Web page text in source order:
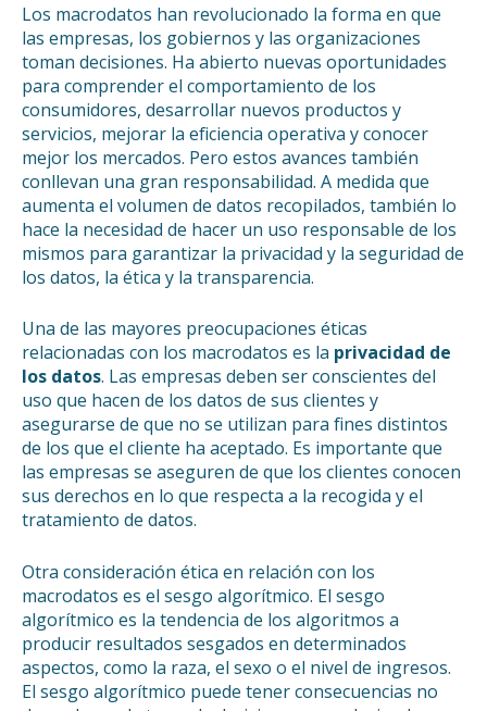
Los macrodatos han revolucionado la forma en que
las empresas, los gobiernos y las organizaciones
toman decisiones. Ha abierto nuevas oportunidades
para comprender el comportamiento de los
consumidores, desarrollar nuevos productos y
servicios, mejorar la eficiencia operativa y conocer
mejor los mercados. Pero estos avances también
conllevan una gran responsabilidad. A medida que
aumenta el volumen de datos recopilados, también lo
hace la necesidad de hacer un uso responsable de los
mismos para garantizar la privacidad y la seguridad de
los datos, la ética y la transparencia.
Una de las mayores preocupaciones éticas
relacionadas con los macrodatos es la privacidad de
los datos. Las empresas deben ser conscientes del
uso que hacen de los datos de sus clientes y
asegurarse de que no se utilizan para fines distintos
de los que el cliente ha aceptado. Es importante que
las empresas se aseguren de que los clientes conocen
sus derechos en lo que respecta a la recogida y el
tratamiento de datos.
Otra consideración ética en relación con los
macrodatos es el sesgo algorítmico. El sesgo
algorítmico es la tendencia de los algoritmos a
producir resultados sesgados en determinados
aspectos, como la raza, el sexo o el nivel de ingresos.
El sesgo algorítmico puede tener consecuencias no